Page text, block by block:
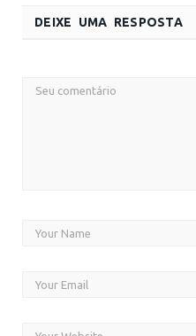
DEIXE UMA RESPOSTA